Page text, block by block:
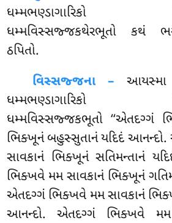
ધમ્મભણ્ડાગારિકો
ધમ્મવિસ્સજ્જકથેરભૂતો કથં
ઠપિતો.
વિસ્સજ્જના – આયસ્મા
ધમ્મભણ્ડાગારિકો
ધમ્મવિસ્સજ્જકભૂતો ‘‘એતદગ્ગં
ભિક્ખૂનં બહુસ્સુતાનં યદિદં
સાવકાનં ભિક્ખૂનં સતિમન્તાનં
ભિક્ખવે મમ સાવકાનં ભિક્ખૂનં
એતદગ્ગં ભિક્ખવે મમ સાવકાનં
આનન્દો. એતદગ્ગં ભિક્ખવે મમ